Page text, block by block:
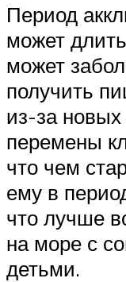
Период
может
может
получить
из-за новых
перемены
что чем
ему в
что лучше
на море с
детьми.